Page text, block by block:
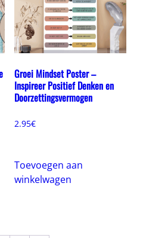
Groei Mindset Poster –
Inspireer Positief Denken en
Doorzettingsvermogen
2.95€
Toevoegen aan
winkelwagen